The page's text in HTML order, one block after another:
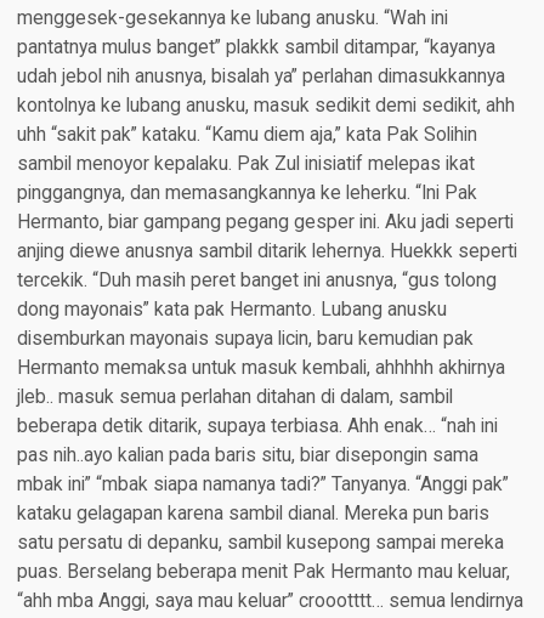
menggesek-gesekannya ke lubang anusku. “Wah ini
pantatnya mulus banget” plakkk sambil ditampar, “kayanya
udah jebol nih anusnya, bisalah ya” perlahan dimasukkannya
kontolnya ke lubang anusku, masuk sedikit demi sedikit, ahh
uhh “sakit pak” kataku. “Kamu diem aja,” kata Pak Solihin
sambil menoyor kepalaku. Pak Zul inisiatif melepas ikat
pinggangnya, dan memasangkannya ke leherku. “Ini Pak
Hermanto, biar gampang pegang gesper ini. Aku jadi seperti
anjing diewe anusnya sambil ditarik lehernya. Huekkk seperti
tercekik. “Duh masih peret banget ini anusnya, “gus tolong
dong mayonais” kata pak Hermanto. Lubang anusku
disemburkan mayonais supaya licin, baru kemudian pak
Hermanto memaksa untuk masuk kembali, ahhhhh akhirnya
jleb.. masuk semua perlahan ditahan di dalam, sambil
beberapa detik ditarik, supaya terbiasa. Ahh enak… “nah ini
pas nih..ayo kalian pada baris situ, biar disepongin sama
mbak ini” “mbak siapa namanya tadi?” Tanyanya. “Anggi pak”
kataku gelagapan karena sambil dianal. Mereka pun baris
satu persatu di depanku, sambil kusepong sampai mereka
puas. Berselang beberapa menit Pak Hermanto mau keluar,
“ahh mba Anggi, saya mau keluar” croootttt… semua lendirnya